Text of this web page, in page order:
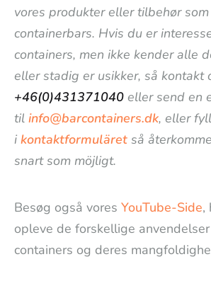
vores produkter eller tilbehør som
containerbars. Hvis du er
containers, men ikke kender alle
eller stadig er usikker, så kontakt
+46(0)431371040 eller send en
til info@barcontainers.dk, eller fyll
i kontaktformuläret så
snart som möjligt.
Besøg også vores YouTube-Side,
opleve de forskellige
containers og deres